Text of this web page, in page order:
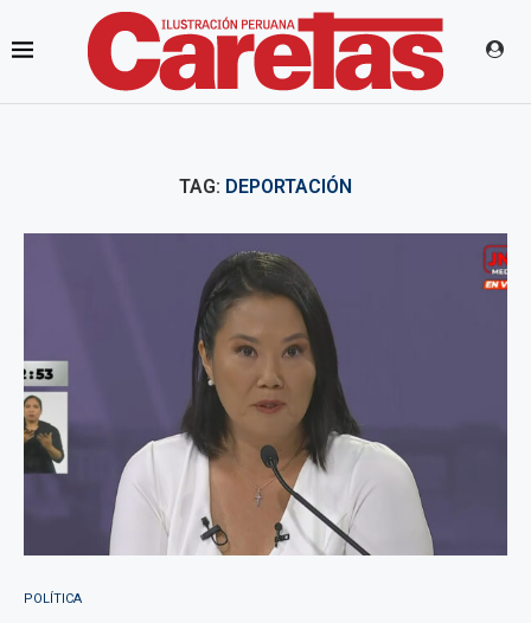
TAG: DEPORTACIÓN
POLÍTICA